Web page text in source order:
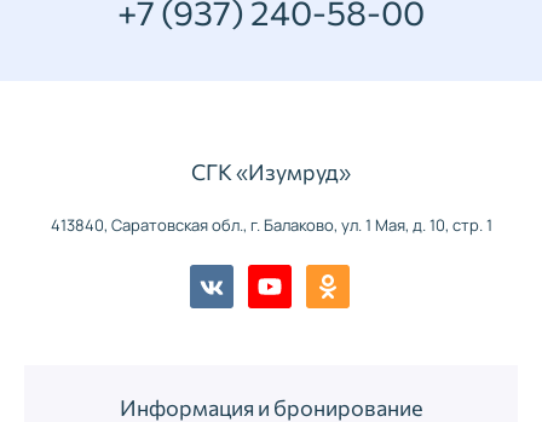
+7 (937) 240-58-00
СГК «Изумруд»
413840, Саратовская обл., г. Балаково, ул. 1 Мая, д. 10, стр. 1
Информация и бронирование